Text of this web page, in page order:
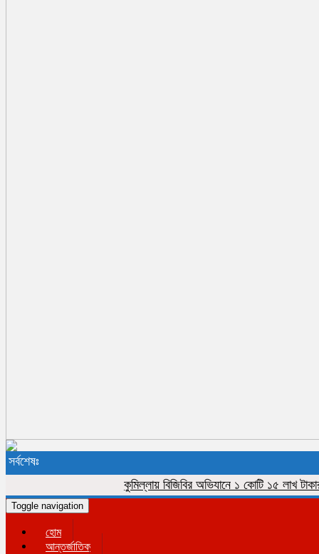
সর্বশেষঃ
কুমিল্লায় বিজিবির অভিযানে ১ কোটি ১৫ লাখ টাকার
Toggle navigation
হোম
আন্তর্জাতিক